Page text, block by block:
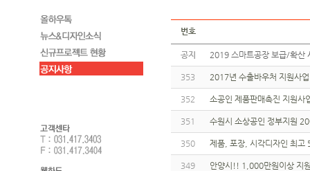
번호
공지 2019 스마트공장 보급/확
353 2017년 수출바우처 지원사
352 소공인 제품판매촉진 지원
351 수원시 소상공인 정부지원
350 제품, 포장, 시각디자인 최
349 안양시!! 1,000만원이상 지